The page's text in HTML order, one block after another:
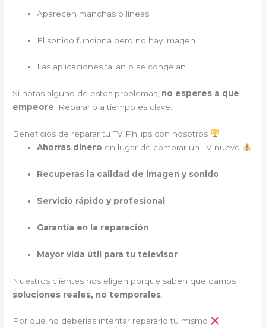
Aparecen manchas o líneas
El sonido funciona pero no hay imagen
Las aplicaciones fallan o se congelan
Si notas alguno de estos problemas, no esperes a que
empeore. Repararlo a tiempo es clave.
Beneficios de reparar tu TV Philips con nosotros
Ahorras dinero en lugar de comprar un TV nuevo
Recuperas la calidad de imagen y sonido
Servicio rápido y profesional
Garantía en la reparación
Mayor vida útil para tu televisor
Nuestros clientes nos eligen porque saben que damos
soluciones reales, no temporales
Por qué no deberías intentar repararlo tú mismo